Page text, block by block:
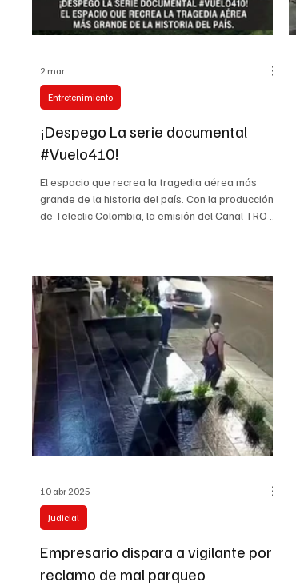
¡Despego La serie documental
#Vuelo410!
El espacio que recrea la tragedia aérea más
grande de la historia del país. Con la producción
de Teleclic Colombia, la emisión del Canal TRO y
9544 Fuimos al lugar donde el tiempo se detuvo.
Hablamos con los guardianes de la montaña.
Escuchamos la última voluntad periodística de
Julio García-Herreros. Esta no es una serie
documental... es un altar a la memoria. 38 años
Entretenimiento
2 mar
Empresario dispara a vigilante por
reclamo de mal parqueo
Judicial
10 abr 2025